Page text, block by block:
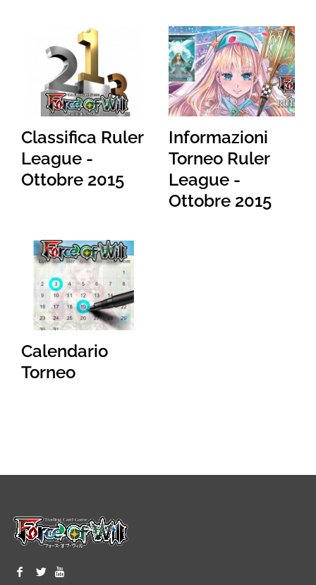
Classifica Ruler
League -
Ottobre 2015
Informazioni
Torneo Ruler
League -
Ottobre 2015
Calendario
Torneo